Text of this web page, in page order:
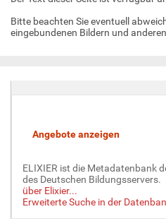
G
Bitte beachten Sie eventuell
eingebundenen Bildern und
ELIXIER ist die Metadatenbank
des Deutschen Bildungsservers.
über Elixier...
Erweiterte Suche in der